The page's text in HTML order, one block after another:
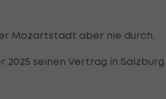
Mozartstadt aber nie durch.
2025 seinen Vertrag in Salzburg